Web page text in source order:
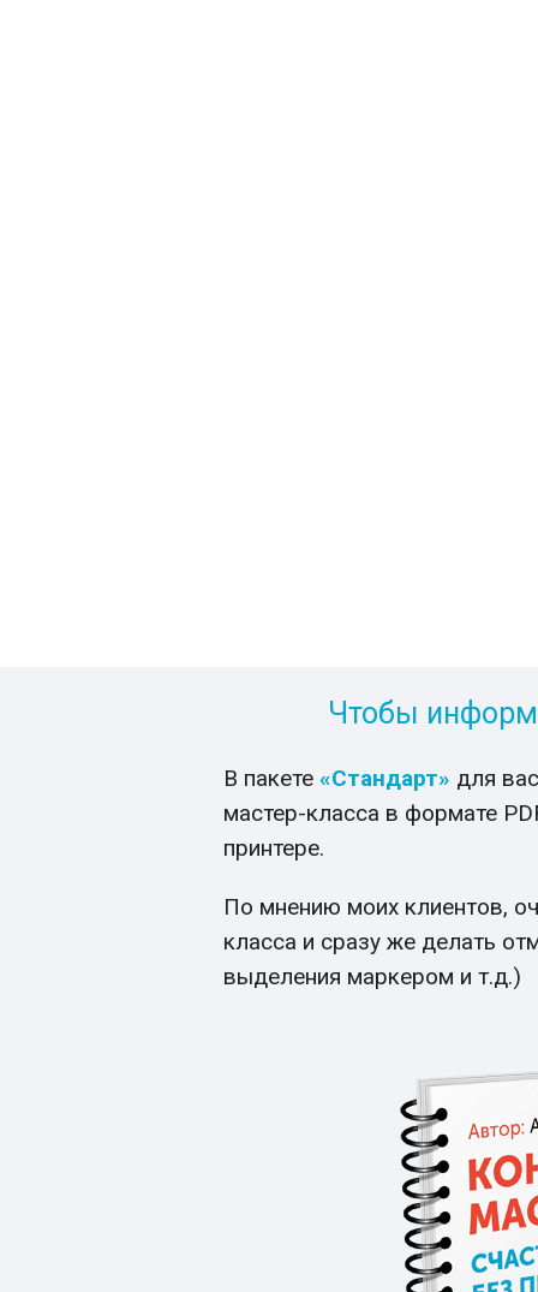
Чтобы
В пакете«Стандарт» для
мастер-класса в формате
принтере.
По мнению моих клиентов,
класса и сразу же делать
выделения маркером и т.д.)